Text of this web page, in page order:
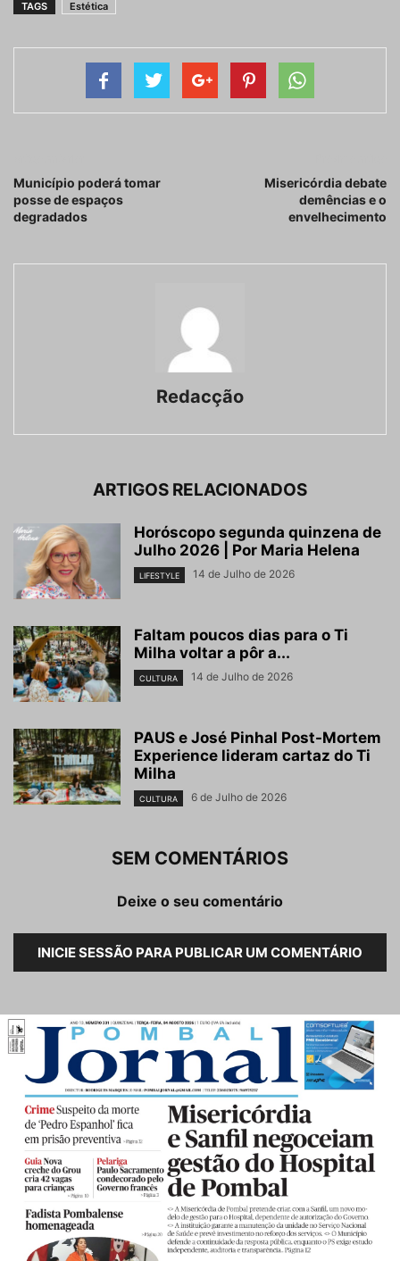
TAGS Estética
Município poderá tomar
posse de espaços
degradados
Misericórdia debate
demências e o
envelhecimento
Redacção
ARTIGOS RELACIONADOS
Horóscopo segunda quinzena de
Julho 2026 | Por Maria Helena
LIFESTYLE 14 de Julho de 2026
Faltam poucos dias para o Ti
Milha voltar a pôr a...
CULTURA 14 de Julho de 2026
PAUS e José Pinhal Post-Mortem
Experience lideram cartaz do Ti
Milha
CULTURA 6 de Julho de 2026
SEM COMENTÁRIOS
Deixe o seu comentário
INICIE SESSÃO PARA PUBLICAR UM COMENTÁRIO